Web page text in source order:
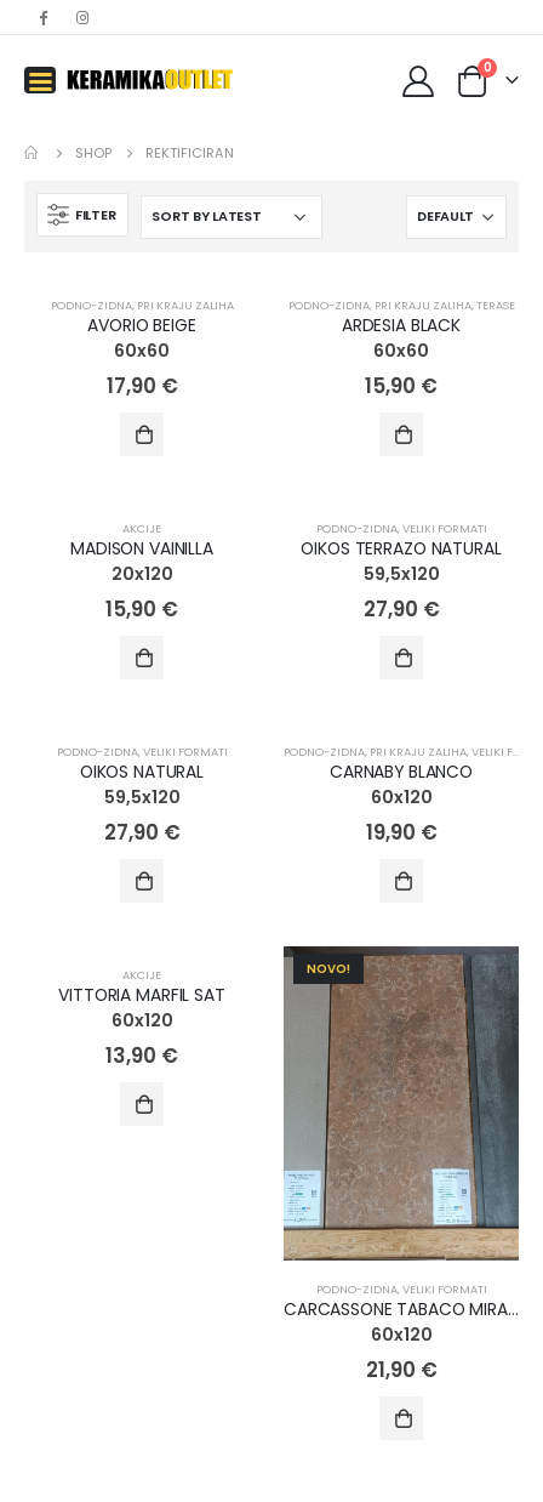
0
SHOP REKTIFICIRAN
FILTER
NOVO!
PODNO-ZIDNA, PRI KRAJU ZALIHA
AVORIO BEIGE
60x60
17,90 €
NOVO!
PODNO-ZIDNA, PRI KRAJU ZALIHA, TERASE
ARDESIA BLACK
60x60
15,90 €
AKCIJE
MADISON VAINILLA
20x120
15,90 €
NOVO!
PODNO-ZIDNA, VELIKI FORMATI
OIKOS TERRAZO NATURAL
59,5x120
27,90 €
NOVO!
PODNO-ZIDNA, VELIKI FORMATI
OIKOS NATURAL
59,5x120
27,90 €
NOVO!
PODNO-ZIDNA, PRI KRAJU ZALIHA, VELIKI FORMATI
CARNABY BLANCO
60x120
19,90 €
AKCIJE
VITTORIA MARFIL SAT
60x120
13,90 €
NOVO!
PODNO-ZIDNA, VELIKI FORMATI
CARCASSONE TABACO MIRADOR
60x120
21,90 €